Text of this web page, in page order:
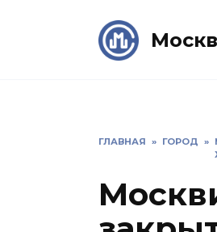
ГЛАВНАЯ » ГОРОД »